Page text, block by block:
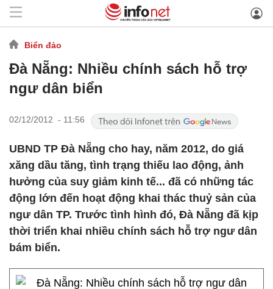
Biển đảo
Đà Nẵng: Nhiều chính sách hỗ trợ
ngư dân biển
02/12/2012 - 11:56
UBND TP Đà Nẵng cho hay, năm 2012, do giá
xăng dầu tăng, tình trạng thiếu lao động, ảnh
hưởng của suy giảm kinh tế... đã có những tác
động lớn đến hoạt động khai thác thuỷ sản của
ngư dân TP. Trước tình hình đó, Đà Nẵng đã kịp
thời triển khai nhiều chính sách hỗ trợ ngư dân
bám biển.